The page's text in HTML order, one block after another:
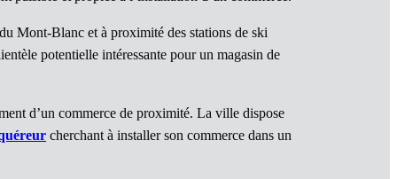
Mont-Blanc et à proximité des stations de ski
potentielle intéressante pour un magasin de
d’un commerce de proximité. La ville dispose
cherchant à installer son commerce dans un